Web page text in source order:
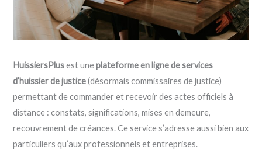
HuissiersPlusest uneplateforme en ligne de services
d’huissier de justice(désormais commissaires de justice)
permettant de commander et recevoir des actes officiels à
distance : constats, significations, mises en demeure,
recouvrement de créances. Ce service s’adresse aussi bien aux
particuliers qu’aux professionnels et entreprises.